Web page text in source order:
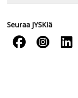
Seuraa JYSKiä
  